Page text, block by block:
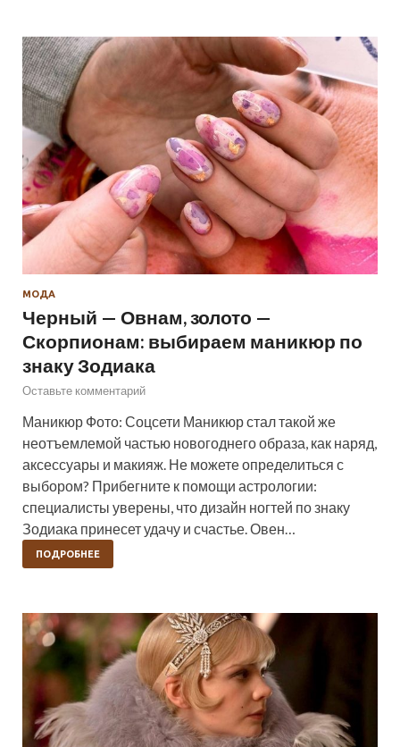
МОДА
Черный — Овнам, золото —
Скорпионам: выбираем маникюр по
знаку Зодиака
Оставьте комментарий
Маникюр Фото: Соцсети Маникюр стал такой же
неотъемлемой частью новогоднего образа, как наряд,
аксессуары и макияж. Не можете определиться с
выбором? Прибегните к помощи астрологии:
специалисты уверены, что дизайн ногтей по знаку
Зодиака принесет удачу и счастье. Овен…
ПОДРОБНЕЕ